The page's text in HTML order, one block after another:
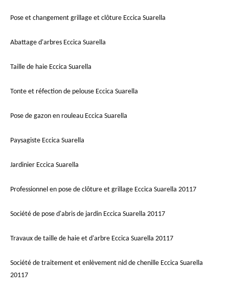
Pose et changement grillage et clôture Eccica Suarella
Abattage d'arbres Eccica Suarella
Taille de haie Eccica Suarella
Tonte et réfection de pelouse Eccica Suarella
Pose de gazon en rouleau Eccica Suarella
Paysagiste Eccica Suarella
Jardinier Eccica Suarella
Professionnel en pose de clôture et grillage Eccica Suarella 20117
Société de pose d'abris de jardin Eccica Suarella 20117
Travaux de taille de haie et d'arbre Eccica Suarella 20117
Société de traitement et enlèvement nid de chenille Eccica Suarella
20117